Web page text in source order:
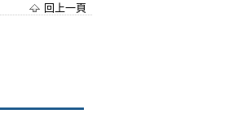
回上一頁